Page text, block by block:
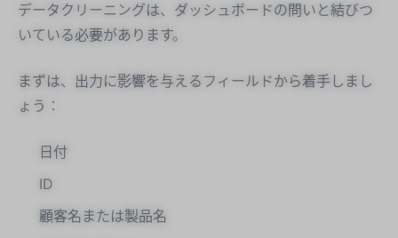
データクリーニングは、ダッシュボードの問いと結びつ
いている必要があります。
まずは、出力に影響を与えるフィールドから着手しまし
ょう：
日付
ID
顧客名または製品名